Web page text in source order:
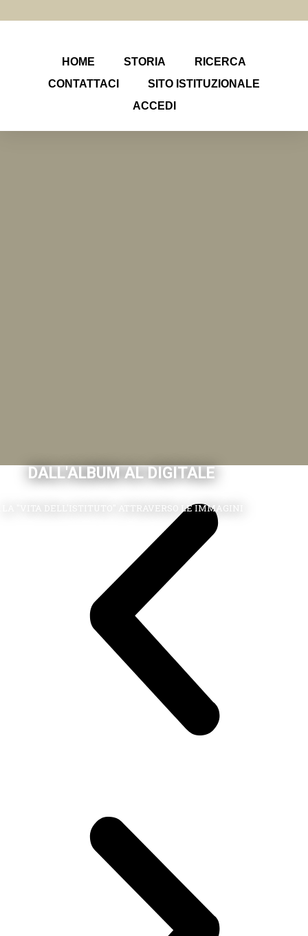
HOME STORIA
RICERCA
CONTATTACI
SITO ISTITUZIONALE
ACCEDI
DALL'ALBUM AL DIGITALE
.LA "VITA DELL'ISTITUTO" ATTRAVERSO LE IMMAGINI